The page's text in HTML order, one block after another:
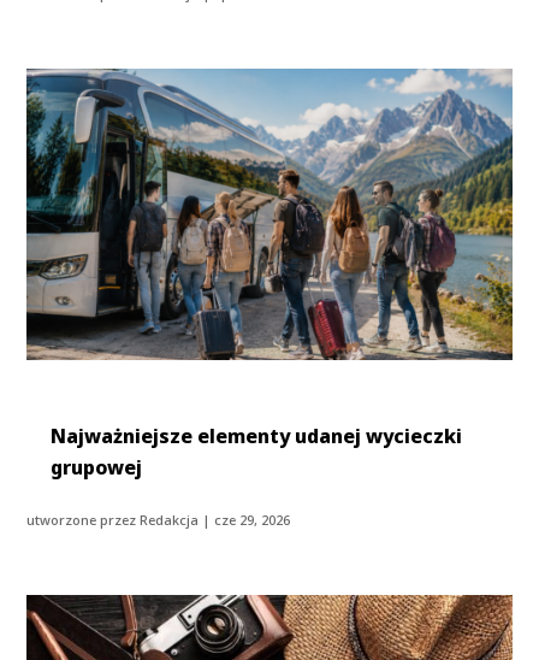
Najważniejsze elementy udanej wycieczki
grupowej
utworzone przezRedakcja | cze 29, 2026